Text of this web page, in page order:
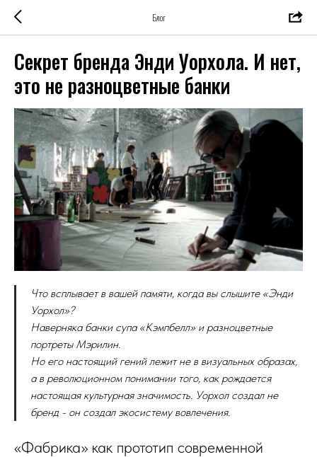
Блог
Секрет бренда Энди Уорхола. И нет,
это не разноцветные банки
Что всплывает в вашей памяти, когда вы слышите «Энди
Уорхол»?
Наверняка банки супа «Кэмпбелл» и разноцветные
портреты Мэрилин.
Но его настоящий гений лежит не в визуальных образах,
а в революционном понимании того, как рождается
настоящая культурная значимость. Уорхол создал не
бренд - он создал экосистему вовлечения.
«Фабрика» как прототип современной